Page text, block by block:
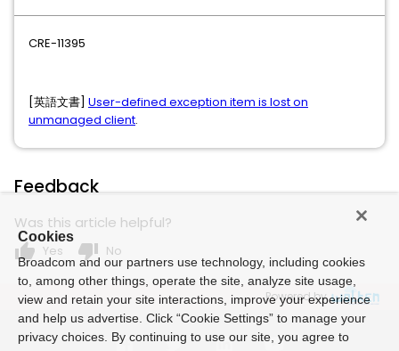
CRE-11395
[英語文書] User-defined exception item is lost on
unmanaged client.
Feedback
Was this article helpful?
thumb_up Yes thumb_down No
Powered by
Cookies
Broadcom and our partners use technology, including cookies
to, among other things, operate the site, analyze site usage,
view and retain your site interactions, improve your experience
and help us advertise. Click “Cookie Settings” to manage your
privacy choices. By continuing to use our site, you agree to